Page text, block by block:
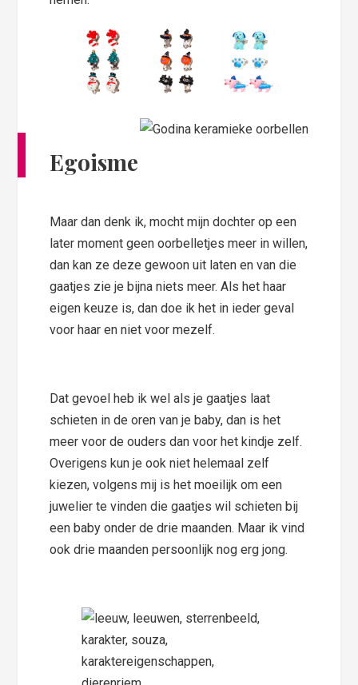
Egoisme
Maar dan denk ik, mocht mijn dochter op een
later moment geen oorbelletjes meer in willen,
dan kan ze deze gewoon uit laten en van die
gaatjes zie je bijna niets meer. Als het haar
eigen keuze is, dan doe ik het in ieder geval
voor haar en niet voor mezelf.
Dat gevoel heb ik wel als je gaatjes laat
schieten in de oren van je baby, dan is het
meer voor de ouders dan voor het kindje zelf.
Overigens kun je ook niet helemaal zelf
kiezen, volgens mij is het moeilijk om een
juwelier te vinden die gaatjes wil schieten bij
een baby onder de drie maanden. Maar ik vind
ook drie maanden persoonlijk nog erg jong.